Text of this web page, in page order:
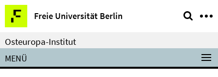
Springe
direkt
zu
Inhalt
Freie Universität Berlin
Service-
Navigation
Osteuropa-Institut
MENÜ